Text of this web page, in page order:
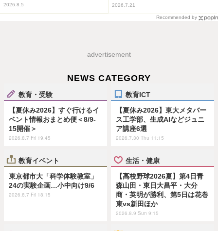
2026.8.5 2026.7.21
Recommended by
advertisement
NEWS CATEGORY
教育・受験
【夏休み2026】すぐ行けるイ
ベント情報おまとめ便＜8/9-
15開催＞
2026.8.7 Fri 19:45
教育ICT
【夏休み2026】東大メタバー
ス工学部、生成AIなどジュニ
ア講座6選
2026.7.30 Thu 11:15
教育イベント
東京都市大「科学体験教室」
24の実験企画…小中向け9/6
2026.8.7 Fri 18:15
生活・健康
【高校野球2026夏】第4日青
森山田・東日大昌平・大分
商・英明が勝利、第5日は花巻
東vs新田ほか
2026.8.9 Sun 9:15